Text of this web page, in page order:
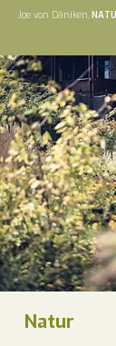
Joe von Däniken,
Natur